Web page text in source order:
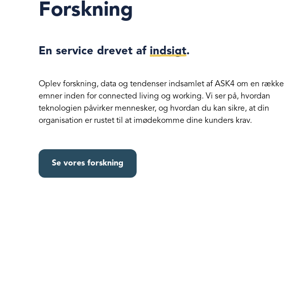
Forskning
En service drevet af indsigt.
Oplev forskning, data og tendenser indsamlet af ASK4 om en række
emner inden for connected living og working. Vi ser på, hvordan
teknologien påvirker mennesker, og hvordan du kan sikre, at din
organisation er rustet til at imødekomme dine kunders krav.
Se vores forskning